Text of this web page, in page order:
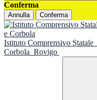
Conferma
Annulla Conferma
Istituto Comprensivo Statale
Corbola Rovigo